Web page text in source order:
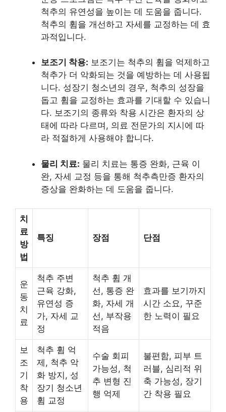
척추의 유연성을 높이는 데 도움을 줍니다.
척추의 휨을 개선하고 자세를 교정하는 데 효
과적입니다.
보조기 착용: 보조기는 척추의 휨을 억제하고
척추가 더 악화되는 것을 예방하는 데 사용됩
니다. 성장기 청소년의 경우, 척추의 성장을
돕고 휨을 교정하는 효과를 기대할 수 있습니
다. 보조기의 종류와 착용 시간은 환자의 상
태에 따라 다르며, 의료 전문가의 지시에 따
라 적절하게 사용해야 합니다.
물리 치료: 물리 치료는 통증 완화, 근육 이
완, 자세 교정 등을 통해 척추측만증 환자의
증상을 완화하는 데 도움을 줍니다.
치
료
방
법
특징 장점 단점
운
동
치
료
척추 주변
근육 강화,
유연성 증
가, 자세 교
정
척추 휨 개
선, 통증 완
화, 자세 개
선, 부작용
적음
효과를 보기까지
시간 소요, 꾸준
한 노력이 필요
보
조
기
착
용
척추 휨 억
제, 척추 악
화 방지, 성
장기 청소년
휨 교정
수술 회피
가능성, 척
추 변형 진
행 억제
불편함, 피부 트
러블, 심리적 위
축 가능성, 장기
간 착용 필요